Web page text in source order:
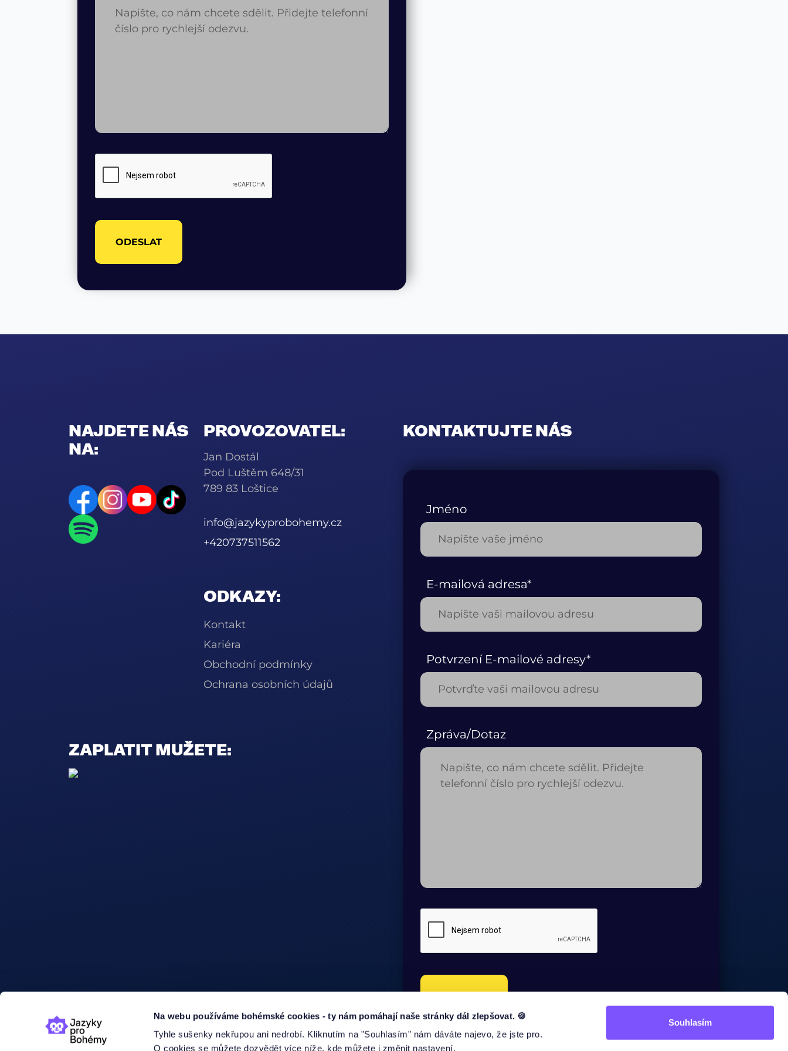
Na webu používáme bohémské cookies - ty nám pomáhají naše stránky dál zlepšovat. 🍪
Tyhle sušenky nekřupou ani nedrobí. Kliknutím na "Souhlasím" nám dáváte najevo, že jste pro.
O cookies se můžete dozvědět více níže, kde můžete i změnit nastavení.
Souhlasím
ODESLAT
NAJDETE NÁS
NA:
PROVOZOVATEL:
Jan Dostál
Pod Luštěm 648/31
789 83 Loštice
info@jazykyprobohemy.cz
+420737511562
ODKAZY:
Kontakt
Kariéra
Obchodní podmínky
Ochrana osobních údajů
ZAPLATIT MUŽETE:
KONTAKTUJTE NÁS
Jméno
E-mailová adresa*
Potvrzení E-mailové adresy*
Zpráva/Dotaz